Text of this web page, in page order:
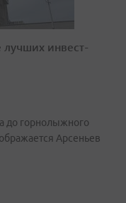
лучших инвест-
до горнолыжного
Арсеньев